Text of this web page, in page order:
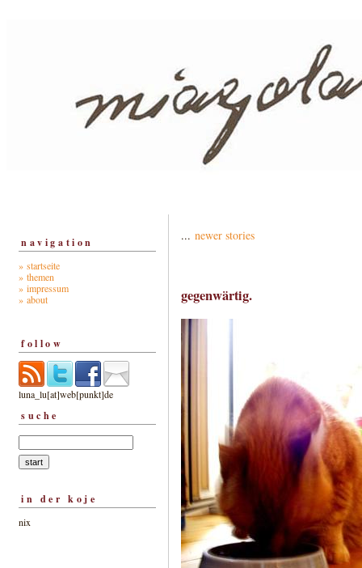
navigation
» startseite
» themen
» impressum
» about
follow
luna_lu[at]web[punkt]de
suche
in der koje
nix
... newer stories
gegenwärtig.